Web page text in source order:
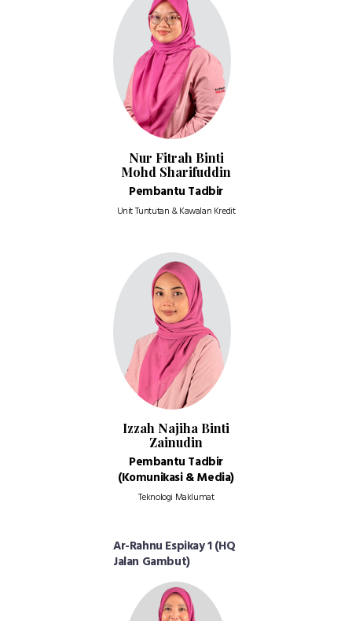
Nur Fitrah Binti
Mohd Sharifuddin
Pembantu Tadbir
Unit Tuntutan & Kawalan Kredit
Izzah Najiha Binti
Zainudin
Pembantu Tadbir
(Komunikasi & Media)
Teknologi Maklumat
Ar-Rahnu Espikay 1 (HQ
Jalan Gambut)